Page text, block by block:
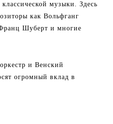
музыки. Здесь
как Вольфганг
Шуберт и многие
и Венский
огромный вклад в